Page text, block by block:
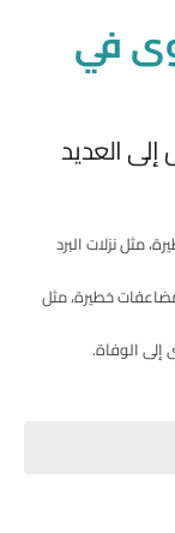
في
العديد
مثل نزلات البرد
خطيرة، مثل
الوفاة.